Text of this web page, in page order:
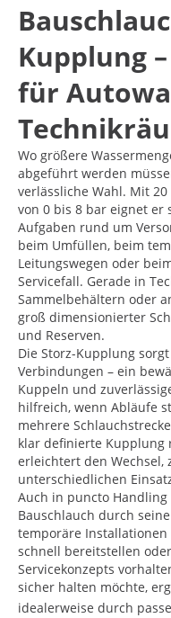
Kupplung
für
Wo größere
abgeführt werden
verlässliche Wahl. Mit
von 0 bis 8 bar eignet er
Aufgaben rund um
beim Umfüllen, beim
Leitungswegen oder
Servicefall. Gerade in
Sammelbehältern oder
groß dimensionierter
und Reserven.
Die Storz-Kupplung
Verbindungen – ein
Kuppeln und
hilfreich, wenn Abläufe
mehrere
klar definierte Kupplung
erleichtert den Wechsel,
unterschiedlichen
Auch in puncto
Bauschlauch durch
temporäre Installationen
schnell bereitstellen
Servicekonzepts
sicher halten möchte,
idealerweise durch